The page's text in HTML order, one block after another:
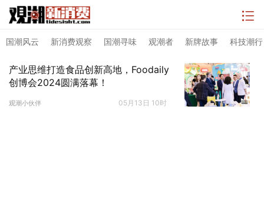
国潮风云 新消费观察 国潮寻味 观潮者 新牌故事 科技潮行
产业思维打造食品创新高地，Foodaily
创博会2024圆满落幕！
观潮小伙伴 05月13日 10时